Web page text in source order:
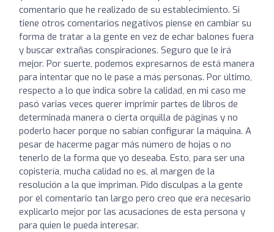
comentario que he realizado de su establecimiento. Si
tiene otros comentarios negativos piense en cambiar su
forma de tratar a la gente en vez de echar balones fuera
y buscar extrañas conspiraciones. Seguro que le irá
mejor. Por suerte, podemos expresarnos de está manera
para intentar que no le pase a más personas. Por último,
respecto a lo que indica sobre la calidad, en mi caso me
pasó varias veces querer imprimir partes de libros de
determinada manera o cierta orquilla de páginas y no
poderlo hacer porque no sabían configurar la máquina. A
pesar de hacerme pagar más número de hojas o no
tenerlo de la forma que yo deseaba. Esto, para ser una
copistería, mucha calidad no es, al margen de la
resolución a la que impriman. Pido disculpas a la gente
por el comentario tan largo pero creo que era necesario
explicarlo mejor por las acusaciones de esta persona y
para quien le pueda interesar.